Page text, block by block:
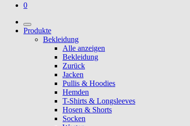
0
Produkte
Bekleidung
Alle anzeigen
Bekleidung
Zurück
Jacken
Pullis & Hoodies
Hemden
T-Shirts & Longsleeves
Hosen & Shorts
Socken